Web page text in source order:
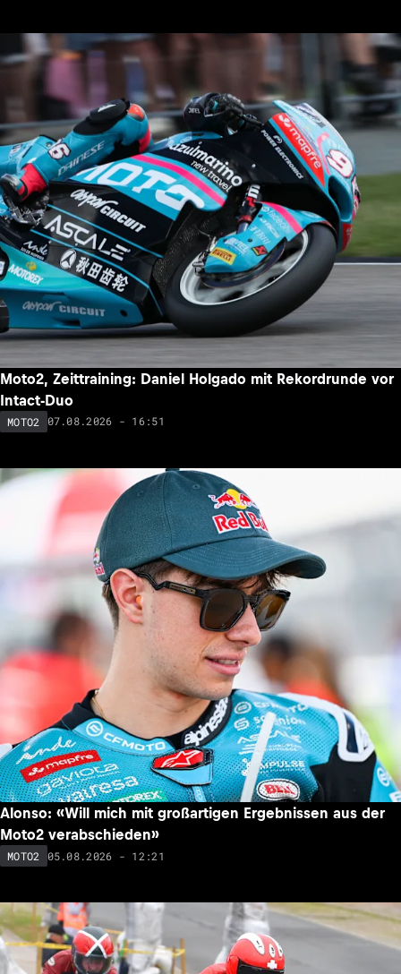
Moto2, Zeittraining: Daniel Holgado mit Rekordrunde vor
Intact-Duo
MOTO2 07.08.2026 - 16:51
Alonso: «Will mich mit großartigen Ergebnissen aus der
Moto2 verabschieden»
MOTO2 05.08.2026 - 12:21